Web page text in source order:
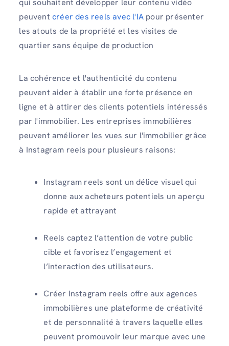
qui souhaitent développer leur contenu vidéo
peuvent créer des reels avec l'IA pour présenter
les atouts de la propriété et les visites de
quartier sans équipe de production
La cohérence et l'authenticité du contenu
peuvent aider à établir une forte présence en
ligne et à attirer des clients potentiels intéressés
par l'immobilier. Les entreprises immobilières
peuvent améliorer les vues sur l'immobilier grâce
à Instagram reels pour plusieurs raisons:
Instagram reels sont un délice visuel qui
donne aux acheteurs potentiels un aperçu
rapide et attrayant
Reels captez l’attention de votre public
cible et favorisez l’engagement et
l’interaction des utilisateurs.
Créer Instagram reels offre aux agences
immobilières une plateforme de créativité
et de personnalité à travers laquelle elles
peuvent promouvoir leur marque avec une